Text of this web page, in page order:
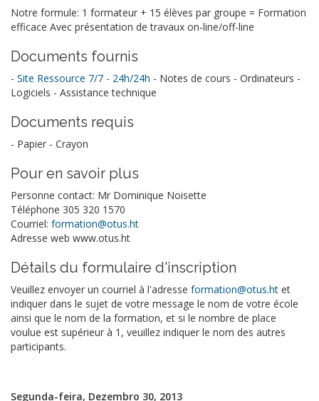
Notre formule: 1 formateur + 15 élèves par groupe = Formation
efficace Avec présentation de travaux on-line/off-line
Documents fournis
- Site Ressource 7/7 - 24h/24h - Notes de cours - Ordinateurs -
Logiciels - Assistance technique
Documents requis
- Papier - Crayon
Pour en savoir plus
Personne contact: Mr Dominique Noisette
Téléphone 305 320 1570
Courriel: formation@otus.ht
Adresse web www.otus.ht
Détails du formulaire d'inscription
Veuillez envoyer un courriel à l'adresse formation@otus.ht et
indiquer dans le sujet de votre message le nom de votre école
ainsi que le nom de la formation, et si le nombre de place
voulue est supérieur à 1, veuillez indiquer le nom des autres
participants.
Segunda-feira, Dezembro 30, 2013